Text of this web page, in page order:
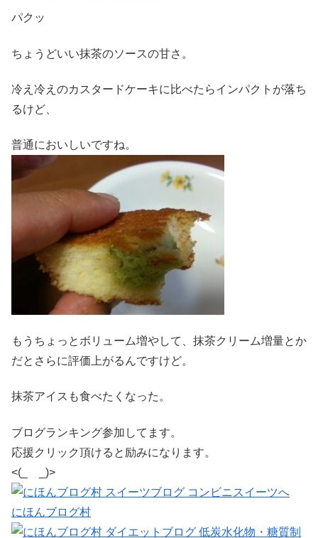
パクッ
ちょうどいい抹茶のソースの甘さ。
冷え冷えのカスタードケーキに比べたらインパクトが落ち
るけど、
普通においしいですね。
もうちょっとボリューム増やして、抹茶クリーム増量とか
だとさらに評価上がるんですけど。
抹茶アイスも食べたくなった。
ブログランキング参加してます。
応援クリック頂けると励みになります。
<(_ _)>
にほんブログ村